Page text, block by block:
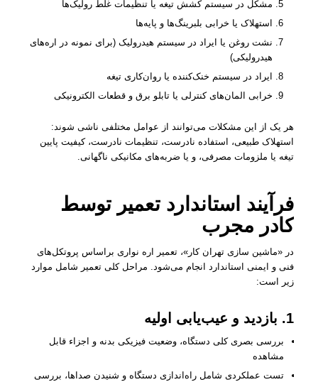
مشکل در سیستم کشش تیغه یا تنظیمات غلط رولیک‌ها
استهلاک یا خرابی بلبرینگ‌ها و پایه‌ها
نشت روغن یا ایراد در سیستم هیدرولیک (برای نمونه در اره‌های
هیدرولیکی)
ایراد در سیستم خنک‌کننده یا روان‌کاری تیغه
خرابی المان‌های کنترلی یا تابلو برق و قطعات الکترونیکی
هر یک از این مشکلات می‌توانند از عوامل مختلفی ناشی شوند:
استهلاک طبیعی، استفاده نادرست، تنظیمات نادرست، کیفیت پایین
تیغه یا ملزومات مصرفی، و یا ضربه‌های مکانیکی ناگهانی.
فرآیند استاندارد تعمیر توسط
کادر مجرب
در «ماشین سازی تهران کار»، تعمیر اره نواری براساس پروتکل‌های
فنی و ایمنی استاندارد انجام می‌شود. مراحل کلی تعمیر شامل موارد
زیر است:
1. بازدید و عیب‌یابی اولیه
بررسی بصری کلی دستگاه، وضعیت فیزیکی بدنه و اجزاء قابل
مشاهده
تست عملکردی شامل راه‌اندازی دستگاه و شنیدن صداها، بررسی